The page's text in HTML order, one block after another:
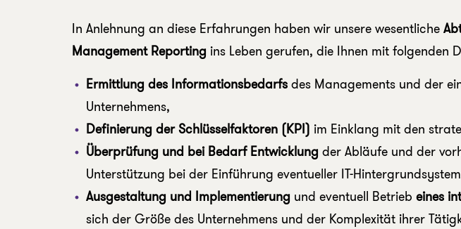
In Anlehnung an diese Erfahrungen haben wir unsere wesentliche
Management Reporting ins Leben gerufen, die Ihnen mit folgenden
Ermittlung des Informationsbedarfsdes Managements und der
Unternehmens,
Definierung der Schlüsselfaktoren (KPI) im Einklang mit den
Überprüfung und bei Bedarf Entwicklung der Abläufe und der
Unterstützung bei der Einführung eventueller IT-
Ausgestaltung und Implementierung und eventuell Betrieb eines
sich der Größe des Unternehmens und der Komplexität ihrer